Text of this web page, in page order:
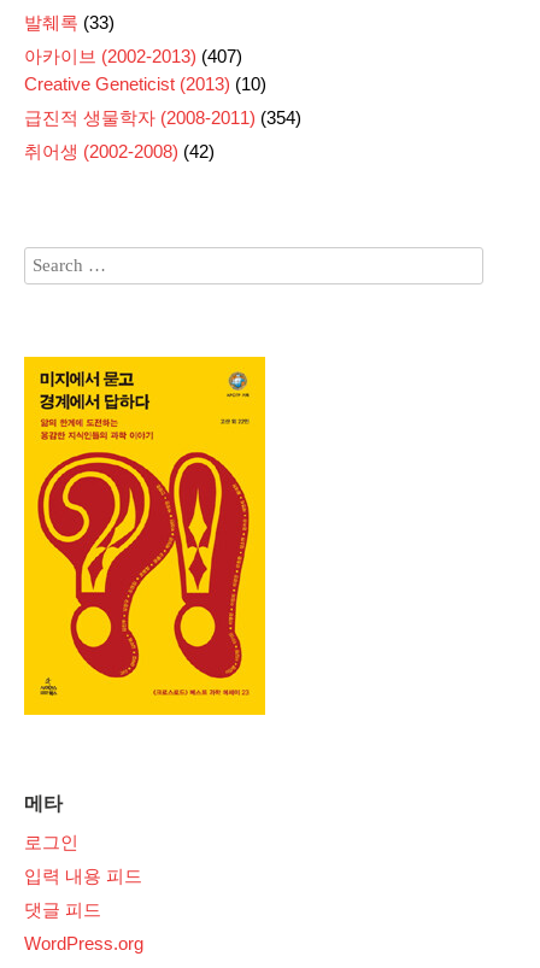
발췌록 (33)
아카이브 (2002-2013) (407)
Creative Geneticist (2013) (10)
급진적 생물학자 (2008-2011) (354)
취어생 (2002-2008) (42)
메타
로그인
입력 내용 피드
댓글 피드
WordPress.org